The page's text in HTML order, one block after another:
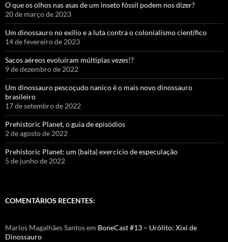
O que os olhos nas asas de um inseto fóssil podem nos dizer?
20 de março de 2023
Um dinossauro no exílio e a luta contra o colonialismo científico
14 de fevereiro de 2023
Sacos aéreos evoluíram múltiplas vezes!?
9 de dezembro de 2022
Um dinossauro pescoçudo nanico é o mais novo dinossauro
brasileiro
17 de setembro de 2022
Prehistoric Planet, o guia de episódios
2 de agosto de 2022
Prehistoric Planet: um (baita) exercício de especulação
5 de junho de 2022
COMENTÁRIOS RECENTES:
Marlos Magalhães Santosem BoneCast #13 – Urólito: Xixi de
Dinossauro